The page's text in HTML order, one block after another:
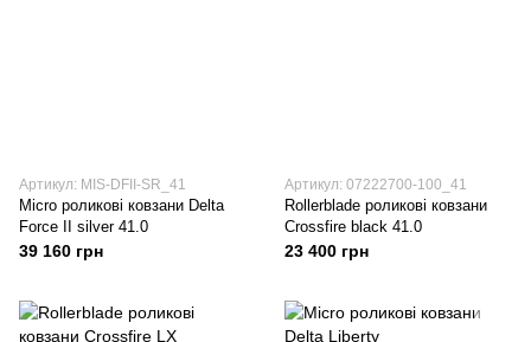
Артикул: MIS-DFII-SR_41
Micro роликові ковзани Delta
Force II silver 41.0
39 160 грн
Артикул: 07222700-100_41
Rollerblade роликові ковзани
Crossfire black 41.0
23 400 грн